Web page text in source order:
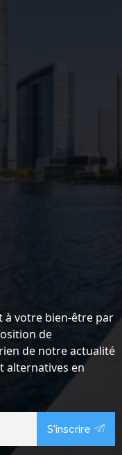
à votre bien-être par
de
de notre actualité
alternatives en
S'inscrire